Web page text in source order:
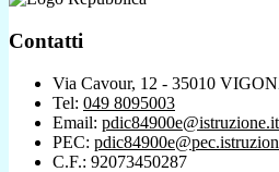
Contatti
Via Cavour, 12 - 35010
Tel: 049 8095003
Email: pdic84900e@istruzione.it
PEC:
C.F.: 92073450287